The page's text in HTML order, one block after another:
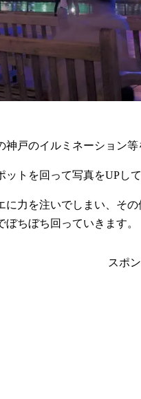
神戸のイルミネーション等
ットを回って写真をUPし
に力を注いでしまい、そ
ぼちぼち回っていきます。
スポ